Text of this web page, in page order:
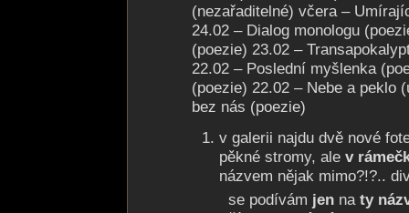
(nezařaditelné) včera –
24.02 – Dialog monologu
(poezie) 23.02 –
22.02 – Poslední myšlenka
(poezie) 22.02 – Nebe a peklo
bez nás (poezie)
v galerii najdu dvě nové
pěkné stromy, ale v
názvem nějak mimo?!?..
se podívám jen na ty